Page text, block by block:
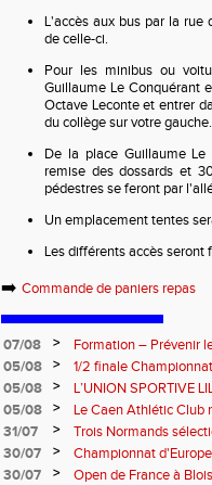
L'accès aux bus par la rue
de celle-ci.
Pour les minibus ou
Guillaume Le Conquérant
Octave Leconte et entrer
du collège sur votre gauche.
De la place Guillaume
remise des dossards et
pédestres se feront par
Un emplacement tentes
Les différents accès seront
➡️ Commande de paniers repas
07/08 >
Formation – Prévenir
: le 26 septembre
05/08 >
1/2 finale
13 septembre 2026 :
05/08 >
L’UNION SPORTIVE
rentrée 2026
05/08 >
Le Caen Athlétic Club
civique à compter de
31/07 >
Trois Normands
Eugene !
30/07 >
Championnat
normands
30/07 >
Open de France à